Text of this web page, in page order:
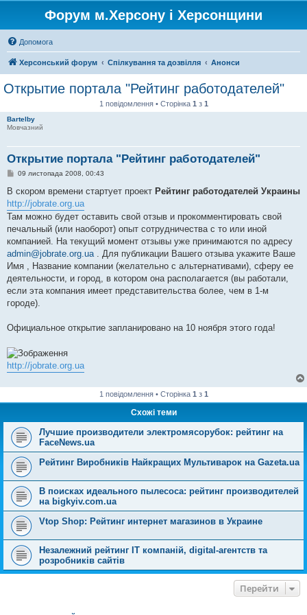
Форум м.Херсону і Херсонщини
Допомога
Херсонський форум Спілкування та дозвілля Анонси
Открытие портала "Рейтинг работодателей"
1 повідомлення • Сторінка 1 з 1
Bartelby
Мовчазний
Открытие портала "Рейтинг работодателей"
П
в
д
о
м
л
е
н
н
я
09 листопада 2008, 00:43
В скором времени стартует проект Рейтинг работодателей Украины
http://jobrate.org.ua
Там можно будет оставить свой отзыв и прокомментировать свой
печальный (или наоборот) опыт сотрудничества с то или иной
компанией. На текущий момент отзывы уже принимаются по адресу
admin@jobrate.org.ua. Для публикации Вашего отзыва укажите Ваше
Имя , Название компании (желательно с альтернативами), сферу ее
деятельности, и город, в котором она располагается (вы работали,
если эта компания имеет представительства более, чем в 1-м
городе).
Официальное открытие запланировано на 10 ноября этого года!
http://jobrate.org.ua
1 повідомлення • Сторінка 1 з 1
Схожі теми
Лучшие производители электромясорубок: рейтинг на
FaceNews.ua
Рейтинг Виробників Найкращих Мультиварок на Gazeta.ua
В поисках идеального пылесоса: рейтинг производителей
на bigkyiv.com.ua
Vtop Shop: Рейтинг интернет магазинов в Украине
Незалежний рейтинг IT компаній, digital-агентств та
розробників сайтів
Перейти